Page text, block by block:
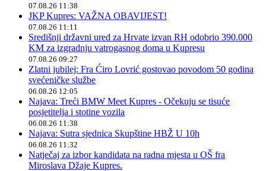
07.08.26 11:38
JKP Kupres: VAŽNA OBAVIJEST!
07.08.26 11:11
Središnji državni ured za Hrvate izvan RH odobrio 390.000
KM za izgradnju vatrogasnog doma u Kupresu
07.08.26 09:27
Zlatni jubilej: Fra Ćiro Lovrić gostovao povodom 50 godina
svećeničke službe
06.08.26 12:05
Najava: Treći BMW Meet Kupres - Očekuju se tisuće
posjetitelja i stotine vozila
06.08.26 11:38
Najava: Sutra sjednica Skupštine HBŽ U 10h
06.08.26 11:32
Natječaj za izbor kandidata na radna mjesta u OŠ fra
Miroslava Džaje Kupres.